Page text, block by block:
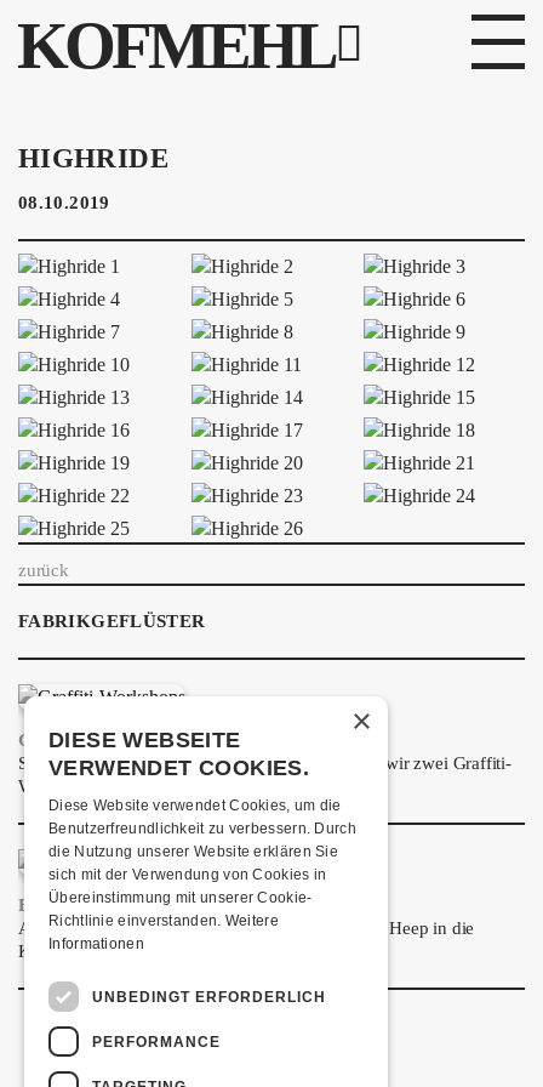
KOFMEHL
PROGRAMM
FABRIKGEFLÜSTER
GALERIE
FOTOGALERIE
PHOTOMAT
INFOS
KONTAKT
ÜBER UNS
SHOP
MITMACHEN
HIGHRIDE
08.10.2019
zurück
FABRIKGEFLÜSTER
GRAFFITI-WORKSHOPS
Spray dein eigenes Graffiti! Im September führen wir zwei Graffiti-
Workshops für Kinder und Jugendliche durch.
FRISCH BESTÄTIGT: URIAH HEEP
Am Sonntag, 15. November 2026 kommen Uriah Heep in die
Kulturfabrik Kofmehl!
×
DIESE WEBSEITE
VERWENDET COOKIES.
Diese Website verwendet Cookies, um die
Benutzerfreundlichkeit zu verbessern. Durch
die Nutzung unserer Website erklären Sie
sich mit der Verwendung von Cookies in
Übereinstimmung mit unserer Cookie-
Richtlinie einverstanden. Weitere
Informationen
UNBEDINGT ERFORDERLICH
PERFORMANCE